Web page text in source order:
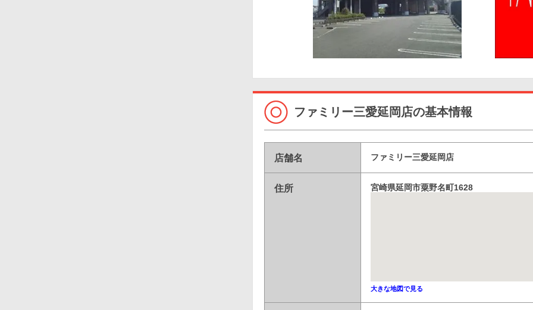
ファミリー三愛延岡店の基本情報
店舗名 ファミリー三愛延岡店
住所 宮崎県延岡市粟野名町1628
大きな地図で見る